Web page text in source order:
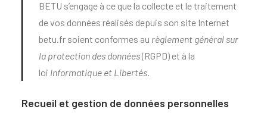
BETU s’engage à ce que la collecte et le traitement
de vos données réalisés depuis son site Internet
betu.fr soient conformes au règlement général sur
la protection des données(RGPD) et à la
loi Informatique et Libertés.
Recueil et gestion de données personnelles